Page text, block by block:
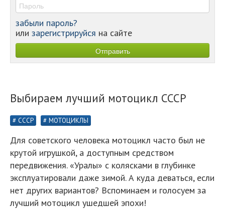
забыли пароль?
или зарегистрируйся на сайте
Выбираем лучший мотоцикл СССР
СССР МОТОЦИКЛЫ
Для советского человека мотоцикл часто был не
крутой игрушкой, а доступным средством
передвижения. «Уралы» с колясками в глубинке
эксплуатировали даже зимой. А куда деваться, если
нет других вариантов? Вспоминаем и голосуем за
лучший мотоцикл ушедшей эпохи!